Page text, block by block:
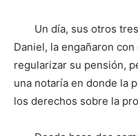
Un día, sus otros
Daniel, la engañaron
regularizar su pensión,
una notaría en donde la
los derechos sobre la